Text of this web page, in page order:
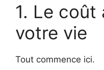
1. Le coût
votre vie
Tout commence ici.